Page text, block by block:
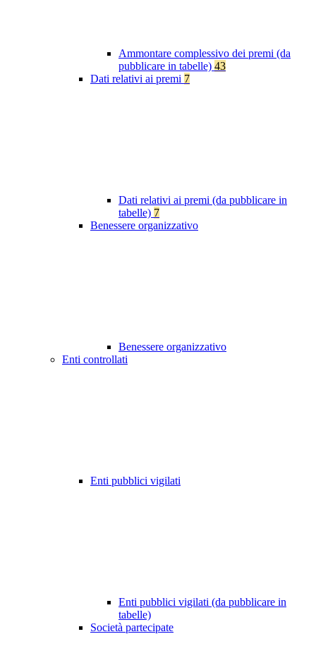
Ammontare complessivo dei premi (da
pubblicare in tabelle) 43
Dati relativi ai premi 7
Dati relativi ai premi (da pubblicare in
tabelle) 7
Benessere organizzativo
Benessere organizzativo
Enti controllati
Enti pubblici vigilati
Enti pubblici vigilati (da pubblicare in
tabelle)
Società partecipate